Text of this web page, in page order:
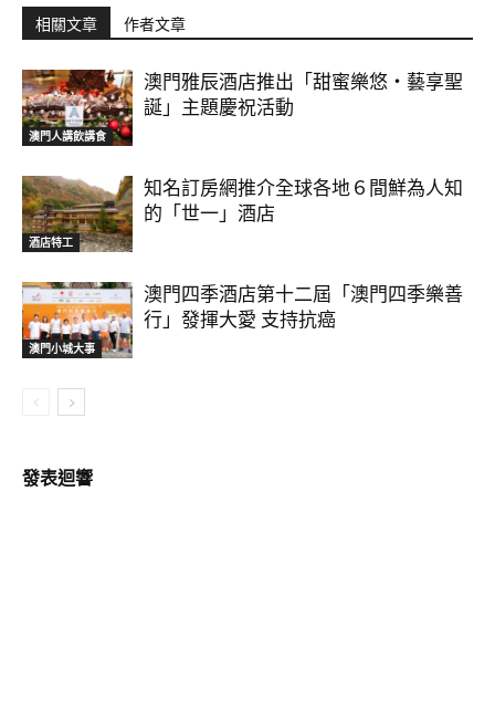
相關文章 作者文章
澳門人講飲講食
澳門雅辰酒店推出「甜蜜樂悠・藝享聖
誕」主題慶祝活動
酒店特工
知名訂房網推介全球各地６間鮮為人知
的「世一」酒店
澳門小城大事
澳門四季酒店第十二屆「澳門四季樂善
行」發揮大愛 支持抗癌
發表迴響